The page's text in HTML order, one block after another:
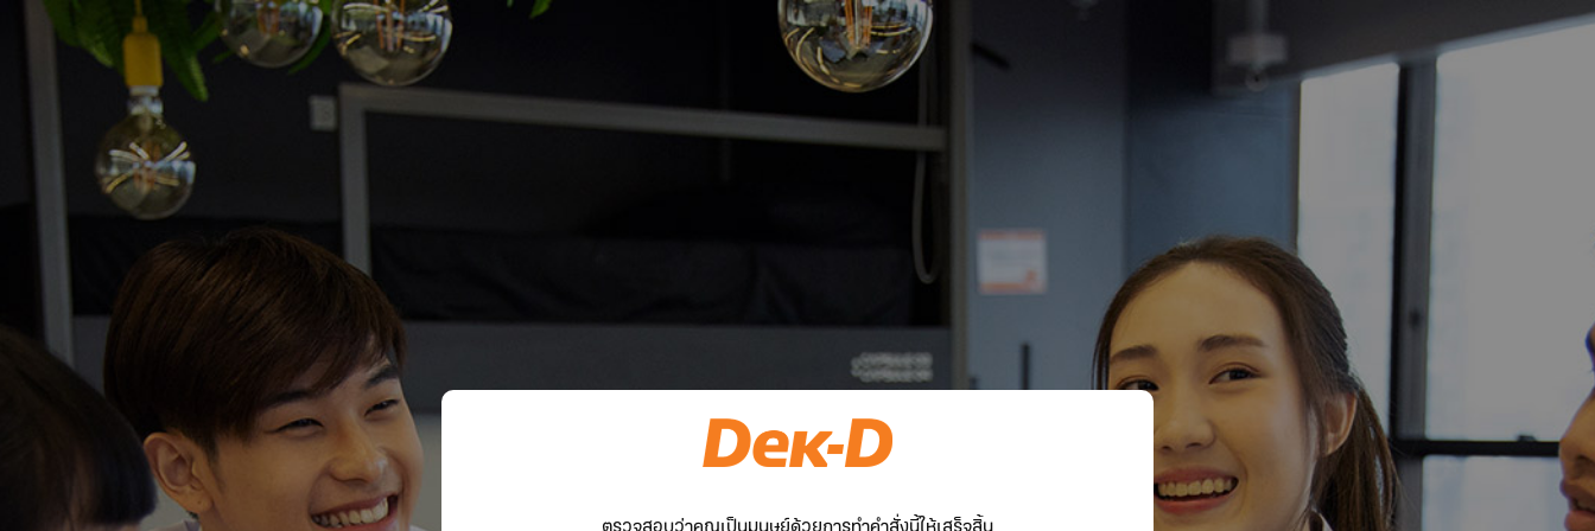
ตรวจสอบว่าคุณเป็นมนุษย์ด้วยการทำคำสั่งนี้ให้เสร็จสิ้น